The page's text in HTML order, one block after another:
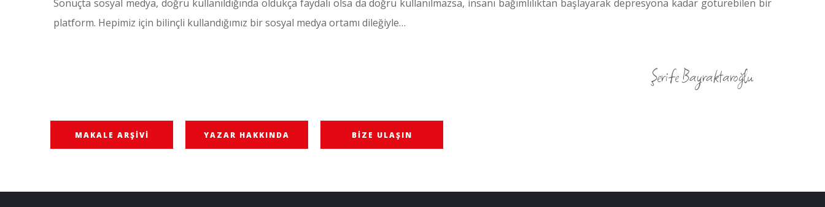
Sonuçta sosyal medya, doğru kullanıldığında oldukça faydalı olsa da doğru kullanılmazsa, insanı bağımlılıktan başlayarak depresyona kadar götürebilen bir
platform. Hepimiz için bilinçli kullandığımız bir sosyal medya ortamı dileğiyle…
Şerife Bayraktaroğlu
MAKALE ARŞIVI YAZAR HAKKINDA BIZE ULAŞIN